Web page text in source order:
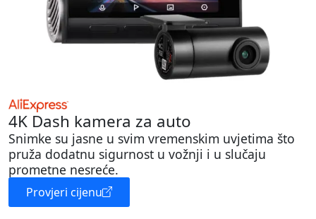
4K Dash kamera za auto
Snimke su jasne u svim vremenskim uvjetima što
pruža dodatnu sigurnost u vožnji i u slučaju
prometne nesreće.
Provjeri cijenu